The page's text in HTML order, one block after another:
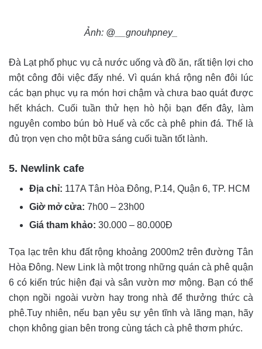
Ảnh: @__gnouhpney_
Đà Lạt phố phục vụ cả nước uống và đồ ăn, rất tiện lợi cho
một công đôi việc đấy nhé. Vì quán khá rộng nên đôi lúc
các bạn phục vụ ra món hơi chậm và chưa bao quát được
hết khách. Cuối tuần thử hẹn hò hội bạn đến đây, làm
nguyên combo bún bò Huế và cốc cà phê phin đá. Thế là
đủ trọn vẹn cho một bữa sáng cuối tuần tốt lành.
5. Newlink cafe
Địa chỉ: 117A Tân Hòa Đông, P.14, Quận 6, TP. HCM
Giờ mở cửa: 7h00 – 23h00
Giá tham khảo: 30.000 – 80.000Đ
Tọa lạc trên khu đất rộng khoảng 2000m2 trên đường Tân
Hòa Đông. New Link là một trong những quán cà phê quận
6 có kiến trúc hiện đại và sân vườn mơ mộng. Bạn có thể
chọn ngồi ngoài vườn hay trong nhà để thưởng thức cà
phê.Tuy nhiên, nếu bạn yêu sự yên tĩnh và lãng mạn, hãy
chọn không gian bên trong cùng tách cà phê thơm phức.